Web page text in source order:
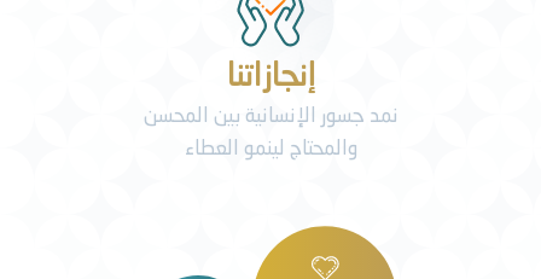
إنجازاتنا
نمد جسور الإنسانية بين المحسن
والمحتاج لينمو العطاء